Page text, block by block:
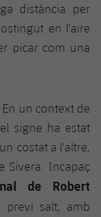
distància per
en l'aire
picar com una
un context de
signe ha estat
costat a l'altre,
Sivera. Incapaç
de Robert
previ salt, amb